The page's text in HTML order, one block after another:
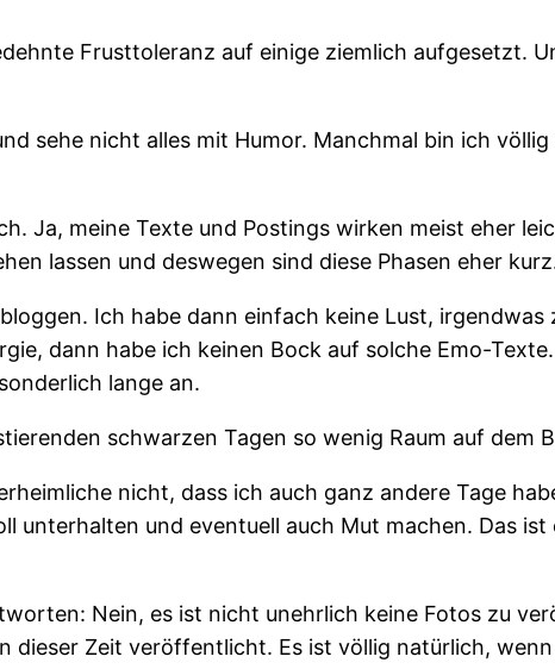
Frusttoleranz auf einige ziemlich aufgesetzt.
sehe nicht alles mit Humor. Manchmal bin ich
Ja, meine Texte und Postings wirken meist eher
lassen und deswegen sind diese Phasen eher
Ich habe dann einfach keine Lust, irgendwas
dann habe ich keinen Bock auf solche Emo-
lange an.
schwarzen Tagen so wenig Raum auf dem
nicht, dass ich auch ganz andere Tage
unterhalten und eventuell auch Mut machen. Das
Nein, es ist nicht unehrlich keine Fotos zu
Zeit veröffentlicht. Es ist völlig natürlich,